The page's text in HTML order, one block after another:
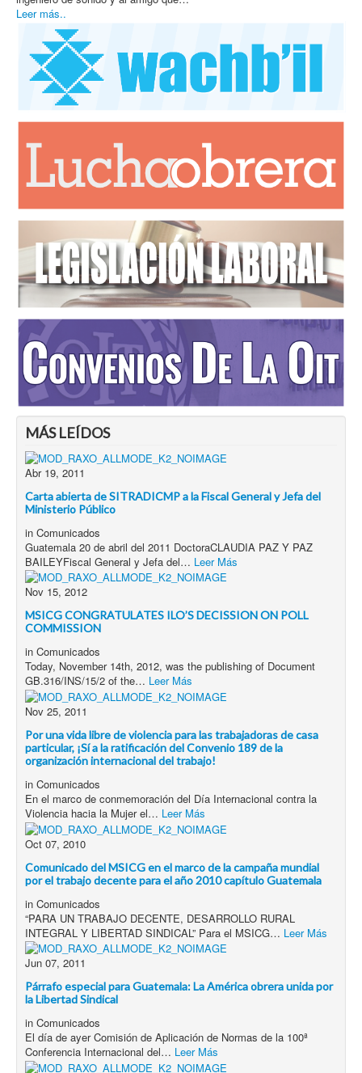
Leer más..
MÁS LEÍDOS
Abr 19, 2011
Carta abierta de SITRADICMP a la Fiscal General y Jefa del
Ministerio Público
in Comunicados
Guatemala 20 de abril del 2011 DoctoraCLAUDIA PAZ Y PAZ
BAILEYFiscal General y Jefa del… Leer Más
Nov 15, 2012
MSICG CONGRATULATES ILO’S DECISSION ON POLL
COMMISSION
in Comunicados
Today, November 14th, 2012, was the publishing of Document
GB.316/INS/15/2 of the… Leer Más
Nov 25, 2011
Por una vida libre de violencia para las trabajadoras de casa
particular, ¡Sí a la ratificación del Convenio 189 de la
organización internacional del trabajo!
in Comunicados
En el marco de conmemoración del Día Internacional contra la
Violencia hacia la Mujer el… Leer Más
Oct 07, 2010
Comunicado del MSICG en el marco de la campaña mundial
por el trabajo decente para el año 2010 capítulo Guatemala
in Comunicados
“PARA UN TRABAJO DECENTE, DESARROLLO RURAL
INTEGRAL Y LIBERTAD SINDICAL” Para el MSICG… Leer Más
Jun 07, 2011
Párrafo especial para Guatemala: La América obrera unida por
la Libertad Sindical
in Comunicados
El día de ayer Comisión de Aplicación de Normas de la 100ª
Conferencia Internacional del… Leer Más